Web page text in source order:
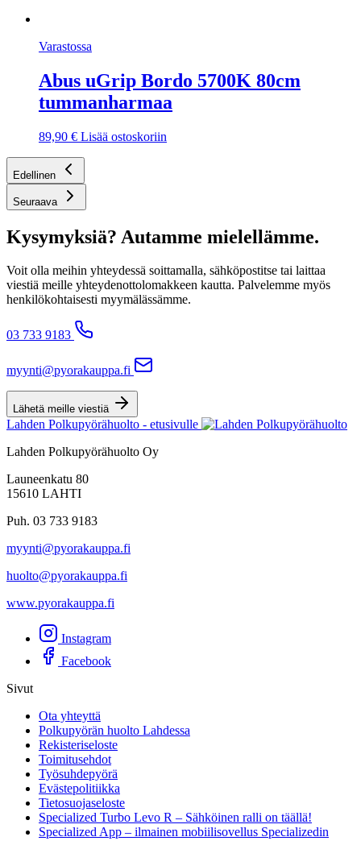
Varastossa
Abus uGrip Bordo 5700K 80cm
tummanharmaa
89,90 € Lisää ostoskoriin
Edellinen
Seuraava
Kysymyksiä? Autamme mielellämme.
Voit olla meihin yhteydessä soittamalla, sähköpostitse tai laittaa
viestiä meille yhteydenottolomakkeen kautta. Palvelemme myös
henkilökohtaisesti myymälässämme.
03 733 9183
myynti@pyorakauppa.fi
Lähetä meille viestiä
Lahden Polkupyörähuolto - etusivulle
Lahden Polkupyörähuolto Oy
Launeenkatu 80
15610 LAHTI
Puh. 03 733 9183
myynti@pyorakauppa.fi
huolto@pyorakauppa.fi
www.pyorakauppa.fi
Instagram
Facebook
Sivut
Ota yhteyttä
Polkupyörän huolto Lahdessa
Rekisteriseloste
Toimitusehdot
Työsuhdepyörä
Evästepolitiikka
Tietosuojaseloste
Specialized Turbo Levo R – Sähköinen ralli on täällä!
Specialized App – ilmainen mobiilisovellus Specializedin